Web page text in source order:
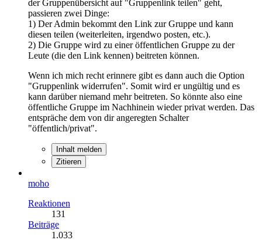
der Gruppenübersicht auf "Gruppenlink teilen" geht,
passieren zwei Dinge:
1) Der Admin bekommt den Link zur Gruppe und kann
diesen teilen (weiterleiten, irgendwo posten, etc.).
2) Die Gruppe wird zu einer öffentlichen Gruppe zu der
Leute (die den Link kennen) beitreten können.
Wenn ich mich recht erinnere gibt es dann auch die Option
"Gruppenlink widerrufen". Somit wird er ungültig und es
kann darüber niemand mehr beitreten. So könnte also eine
öffentliche Gruppe im Nachhinein wieder privat werden. Das
entspräche dem von dir angeregten Schalter
"öffentlich/privat".
Inhalt melden
Zitieren
moho
Reaktionen
131
Beiträge
1.033